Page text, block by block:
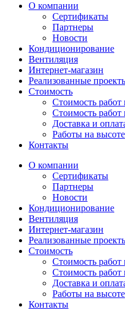
О компании
Сертификаты
Партнеры
Новости
Кондиционирование
Вентиляция
Интернет-магазин
Реализованные
Стоимость
Стоимость
Стоимость
Доставка и
Работы на высоте
Контакты
О компании
Сертификаты
Партнеры
Новости
Кондиционирование
Вентиляция
Интернет-магазин
Реализованные
Стоимость
Стоимость
Стоимость
Доставка и
Работы на высоте
Контакты